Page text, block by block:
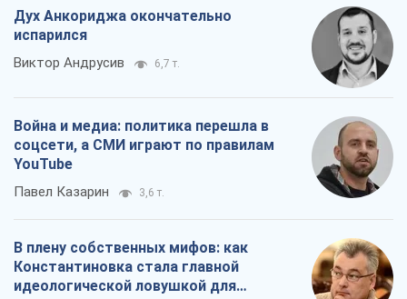
Дух Анкориджа окончательно
испарился
Виктор Андрусив 6,7 т.
Война и медиа: политика перешла в
соцсети, а СМИ играют по правилам
YouTube
Павел Казарин 3,6 т.
В плену собственных мифов: как
Константиновка стала главной
идеологической ловушкой для